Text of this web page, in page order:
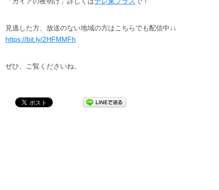
見逃した方、放送のない地域の方はこちらでも配信中↓↓
https://bit.ly/2HFMMFh
ぜひ、ご覧くださいね。